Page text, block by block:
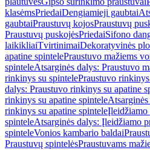
klasėmsPriedaiDengiamieji gaubtai
gaubtaiPraustuvų kojosPraustuvų
Praustuvų puskojėsPriedaiSifono
laikikliaiTvirtinimaiDekoratyvinės
apatine spintelePraustuvo mažiems
spinteleAtsarginės dalys: Praustuvo
rinkinys su spintelePraustuvo
dalys: Praustuvo rinkinys su apatine
rinkinys su apatine spintele
rinkinys su apatine spinteleĮleidžiamo
spinteleAtsarginės dalys: Įleidžiamo
spinteleVonios kambario baldai
Praustuvų spintelėsPraustuvams